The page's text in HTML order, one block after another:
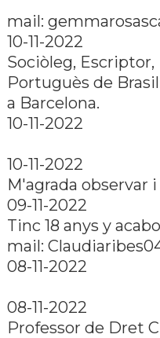
mail:
10-11-2022
Sociòleg,
Portuguès de
a Barcelona.
10-11-2022
10-11-2022
M'agrada observar
09-11-2022
Tinc 18 anys y
mail:
08-11-2022
08-11-2022
Professor de Dret